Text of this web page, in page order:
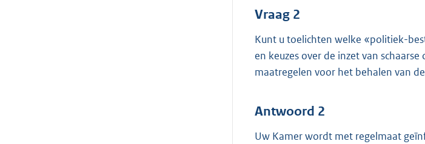
Vraag 2
Kunt u toelichten welke «politiek-
en keuzes over de inzet van
maatregelen voor het behalen van
Antwoord 2
Uw Kamer wordt met regelmaat